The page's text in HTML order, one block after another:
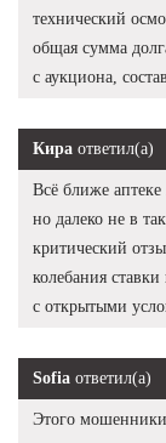
технический
общая сумма
с аукциона,
Кира ответил(а)
Всё ближе
но далеко не в
критический
колебания
с открытыми
Sofia ответил(а)
Этого